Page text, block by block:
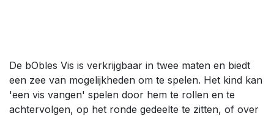
De bObles Vis is verkrijgbaar in twee maten en biedt
een zee van mogelijkheden om te spelen. Het kind kan
'een vis vangen' spelen door hem te rollen en te
achtervolgen, op het ronde gedeelte te zitten, of over